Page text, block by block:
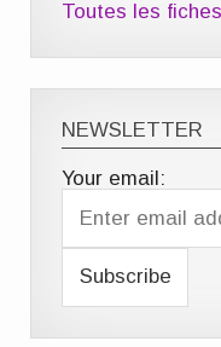
Toutes les
NEWSLETTER
Your email: